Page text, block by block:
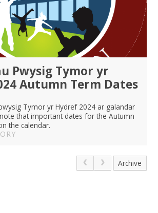
Pwysig Tymor yr
Autumn Term Dates
Tymor yr Hydref 2024 ar galandar
that important dates for the Autumn
the calendar.
Archive